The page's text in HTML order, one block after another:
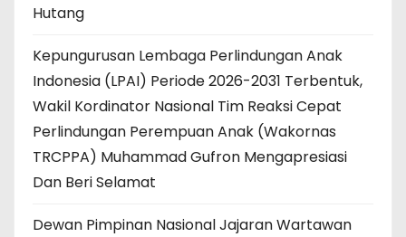
Hutang
Kepungurusan Lembaga Perlindungan Anak
Indonesia (LPAI) Periode 2026-2031 Terbentuk,
Wakil Kordinator Nasional Tim Reaksi Cepat
Perlindungan Perempuan Anak (Wakornas
TRCPPA) Muhammad Gufron Mengapresiasi
Dan Beri Selamat
Dewan Pimpinan Nasional Jajaran Wartawan